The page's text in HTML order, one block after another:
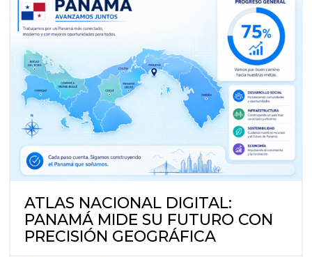
ATLAS NACIONAL DIGITAL:
PANAMÁ MIDE SU FUTURO CON
PRECISIÓN GEOGRÁFICA